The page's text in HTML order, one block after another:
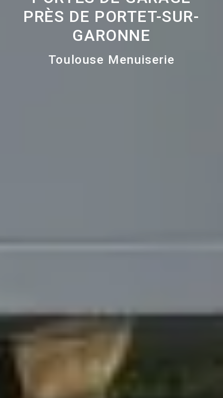
PRÈS DE PORTET-SUR-
GARONNE
Toulouse Menuiserie